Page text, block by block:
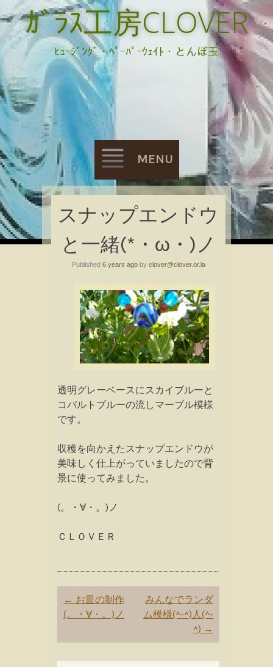
ｶﾞﾗｽ工房CLOVER
ﾋｭｰｼﾞﾝｸﾞ・ﾍﾟｰﾊﾟｰｳｪｲﾄ・とんぼ玉
MENU
Skip
to
content
スナップエンドウ
と一緒(*・ω・)ノ
Published 6 years agoby clover@clover.or.la
透明グレーベースにスカイブルーと
コバルトブルーの流しマーブル模様
です。
収穫を向かえたスナップエンドウが
美味しく仕上がっていましたので背
景に使ってみました。
(。・∀・。)ノ
ＣＬＯＶＥＲ
Post
navigation
← お皿の制作
(。・∀・。)ノ
みんなでランダ
ム模様(^-^)人(^-
^) →